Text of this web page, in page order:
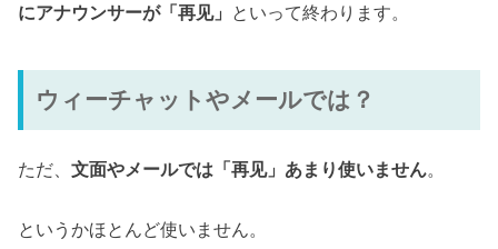
にアナウンサーが「再见」
といって終わります。
ウィーチャットやメールでは？
ただ、文面やメールでは「再见」あまり使いません。
というかほとんど使いません。